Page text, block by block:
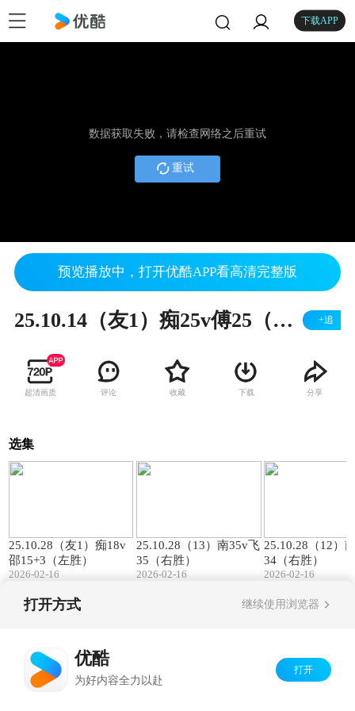
下载APP
数据获取失败，请检查网络之后重试
重试
预览播放中，打开优酷APP看高清完整版
25.10.14（友1）痴25v傅25（右胜） +追
超清画质 评论 收藏 下载 分享
选集
25.10.28（友1）痴18v
邵15+3（左胜）
2026-02-16
25.10.28（13）南35v飞
35（右胜）
2026-02-16
25.10.28（12）
34（右胜）
2026-02-16
打开方式 继续使用浏览器
优酷
为好内容全力以赴
打开